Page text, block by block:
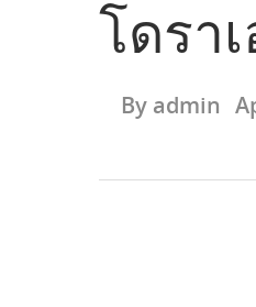
โดรา
By admin